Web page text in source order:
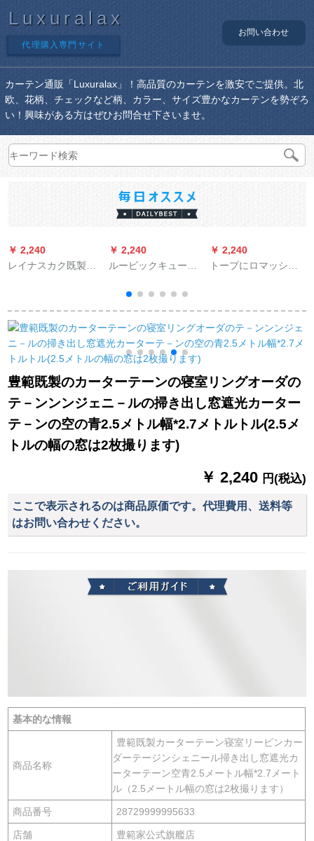
Luxuralax
代理購入専門サイト
お問い合わせ
カーテン通販「Luxuralax」！高品質のカーテンを激安でご提供。北
欧、花柄、チェックなど柄、カラー、サイズ豊かなカーテンを勢ぞろ
い！興味がある方はぜひお問合せ下さいませ。
￥ 2,240
レイナスカク既製の
ン寝室掃き出窓ベレ
ストランダー出窓シ
ステムハーン式シム
ホームホームホーム
ンンンン遮光カータ
ーテーンン部屋部屋
部屋扫き出し窓ベゼ
ル7叶草ブティック
￥ 2,240
ルービックキューブ
流星3030布-流星(灰
色)1メトルオーダ·カ
ーン価格格
￥ 2,240
トープにロマッシュ
豊範既製のカーターテーンの寝室リングオーダの
テ－ンンンジェニ－ルの掃き出し窓遮光カーター
テ－ンの空の青2.5メトル幅*2.7メトルトル(2.5メ
トルの幅の窓は2枚撮ります)
￥ 2,240 円(税込)
ここで表示されるのは商品原価です。代理費用、送料等
はお問い合わせください。
基本的な情報
商品名称
豊範既製カーターテーン寝室リービンカー
ダーテージンシェニール掃き出し窓遮光カ
ーターテーン空青2.5メートル幅*2.7メート
ル（2.5メートル幅の窓は2枚撮ります）
商品番号 28729999995633
店舗 豊範家公式旗艦店